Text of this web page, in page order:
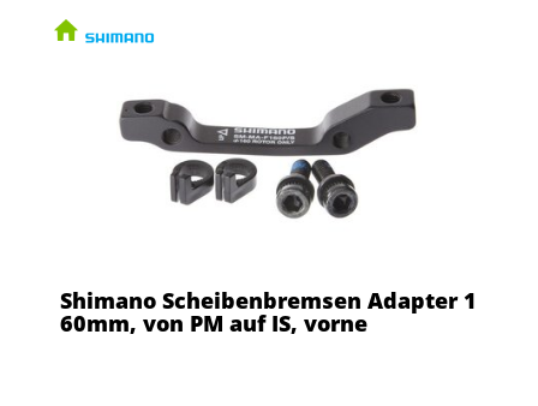
Shimano Scheibenbremsen Adapter 1
60mm, von PM auf IS, vorne